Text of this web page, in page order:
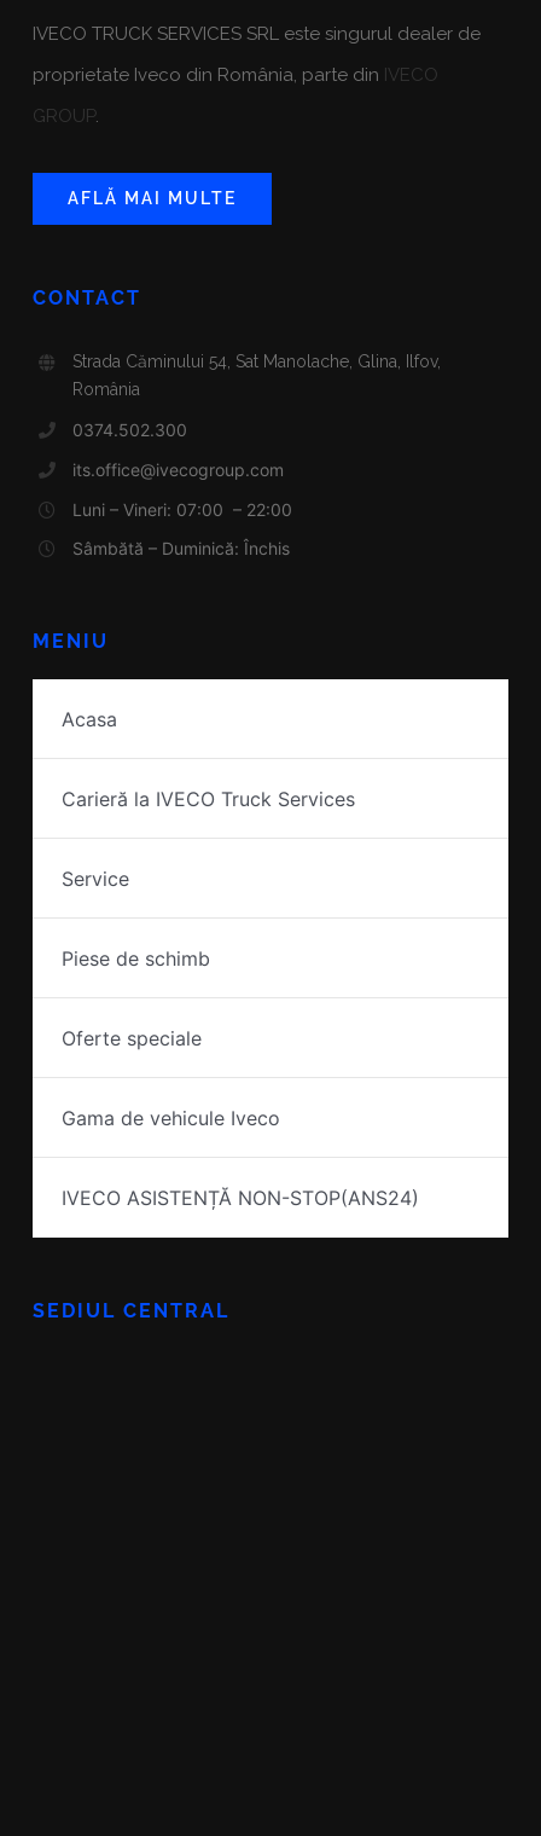
IVECO TRUCK SERVICES SRL este singurul dealer de
proprietate Iveco din România, parte din IVECO
GROUP.
AFLĂ MAI MULTE
MENIU
Acasa
Carieră la IVECO Truck Services
Service
Piese de schimb
Oferte speciale
Gama de vehicule Iveco
IVECO ASISTENȚĂ NON-STOP(ANS24)
CONTACT
Strada Căminului 54, Sat Manolache, Glina, Ilfov,
România
0374.502.300
its.office@ivecogroup.com
Luni – Vineri: 07:00 – 22:00
Sâmbătă – Duminică: Închis
SEDIUL CENTRAL